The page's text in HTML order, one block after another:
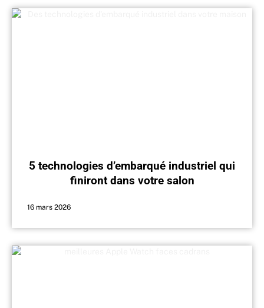
5 technologies d’embarqué industriel qui
finiront dans votre salon
16 mars 2026